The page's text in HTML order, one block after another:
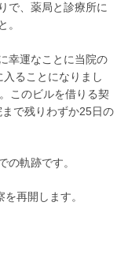
で、薬局と診療所に
。
幸運なことに当院の
ることになりまし
このビルを借りる契
で残りわずか25日の
軌跡です。
再開します。